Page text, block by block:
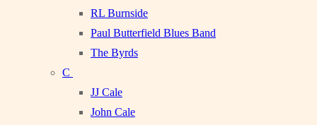
RL Burnside
Paul Butterfield Blues Band
The Byrds
C
JJ Cale
John Cale